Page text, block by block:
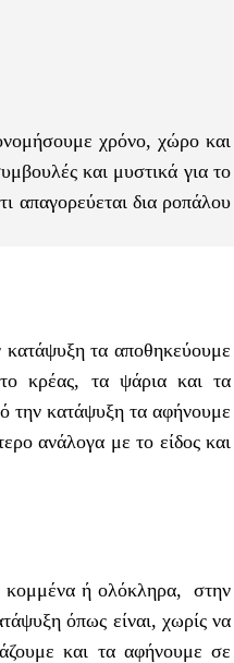
χρόνο, χώρο και
και μυστικά για το
απαγορεύεται δια ροπάλου
κατάψυξη τα αποθηκεύουμε
κρέας, τα ψάρια και τα
την κατάψυξη τα αφήνουμε
ανάλογα με το είδος και
κομμένα ή ολόκληρα, στην
όπως είναι, χωρίς να
και τα αφήνουμε σε